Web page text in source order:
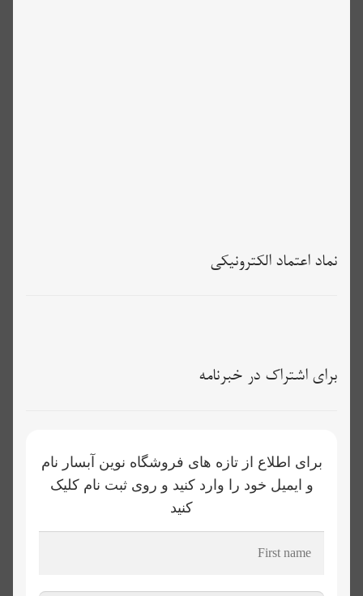
نماد اعتماد الکترونیکی
برای اشتراک در خبرنامه
برای اطلاع از تازه های فروشگاه نوین آبسار نام
و ایمیل خود را وارد کنید و روی ثبت نام کلیک
کنید